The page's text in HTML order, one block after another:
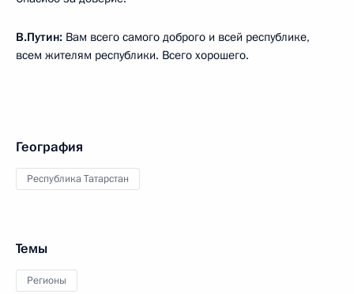
В.Путин: Вам всего самого доброго и всей республике,
всем жителям республики. Всего хорошего.
География
Республика Татарстан
Темы
Регионы